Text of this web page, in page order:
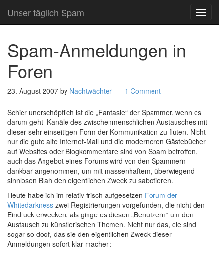
Unser täglich Spam
Spam-Anmeldungen in
Foren
23. August 2007 by Nachtwächter 1 Comment
Schier unerschöpflich ist die „Fantasie“ der Spammer, wenn es
darum geht, Kanäle des zwischenmenschlichen Austausches mit
dieser sehr einseitigen Form der Kommunikation zu fluten. Nicht
nur die gute alte Internet-Mail und die moderneren Gästebücher
auf Websites oder Blogkommentare sind von Spam betroffen,
auch das Angebot eines Forums wird von den Spammern
dankbar angenommen, um mit massenhaftem, überwiegend
sinnlosen Blah den eigentlichen Zweck zu sabotieren.
Heute habe ich im relativ frisch aufgesetzen Forum der
Whitedarkness zwei Registrierungen vorgefunden, die nicht den
Eindruck erwecken, als ginge es diesen „Benutzern“ um den
Austausch zu künstlerischen Themen. Nicht nur das, die sind
sogar so doof, das sie den eigentlichen Zweck dieser
Anmeldungen sofort klar machen: